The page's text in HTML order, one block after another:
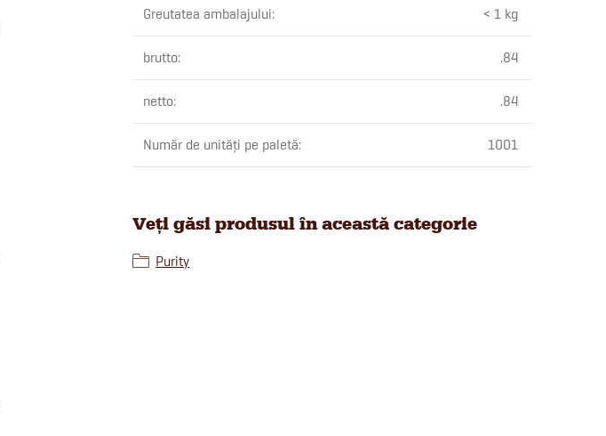
Greutatea ambalajului: < 1 kg
brutto: .84
netto: .84
Număr de unități pe paletă: 1001
Veți găsi produsul în această categorie
Purity